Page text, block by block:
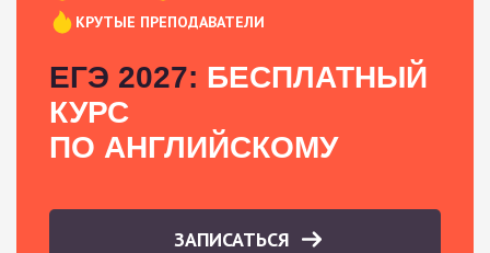
КРУТЫЕ ПРЕПОДАВАТЕЛИ
ЕГЭ 2027: БЕСПЛАТНЫЙ
КУРС
ПО АНГЛИЙСКОМУ
ЗАПИСАТЬСЯ